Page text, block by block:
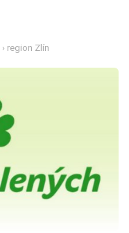
› region Zlín